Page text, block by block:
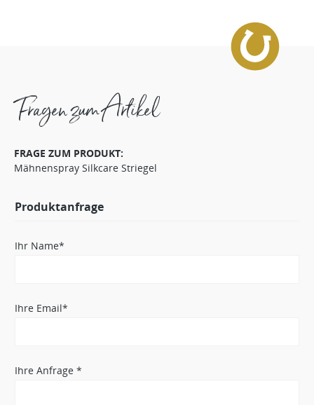
Fragen zum Artikel
FRAGE ZUM PRODUKT:
Mähnenspray Silkcare Striegel
Produktanfrage
Ihr Name*
Ihre Email*
Ihre Anfrage *